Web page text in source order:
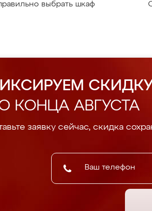
выбрать шкаф
СКИДКУ
КОНЦА АВГУСТА
заявку сейчас, скидка